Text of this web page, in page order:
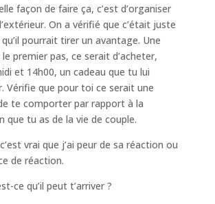
façon de faire ça, c’est d’organiser
On a vérifié que c’était juste
pourrait tirer un avantage. Une
premier pas, ce serait d’acheter,
et 14h00, un cadeau que tu lui
Vérifie que pour toi ce serait une
te comporter par rapport à la
que tu as de la vie de couple.
vrai que j’ai peur de sa réaction ou
de réaction.
ce qu’il peut t’arriver ?